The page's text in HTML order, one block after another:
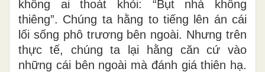
không ai thoát khỏi: “Bụt nhà không
thiêng”. Chúng ta hằng to tiếng lên án cái
lối sống phô trương bên ngoài. Nhưng trên
thực tế, chúng ta lại hằng căn cứ vào
những cái bên ngoài mà đánh giá thiên hạ.